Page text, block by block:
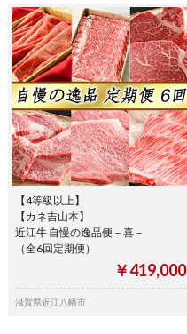
【4等級以上】
【カネ吉山本】
近江牛 自慢の逸品便－喜－
（全6回定期便）
￥419,000
滋賀県近江八幡市